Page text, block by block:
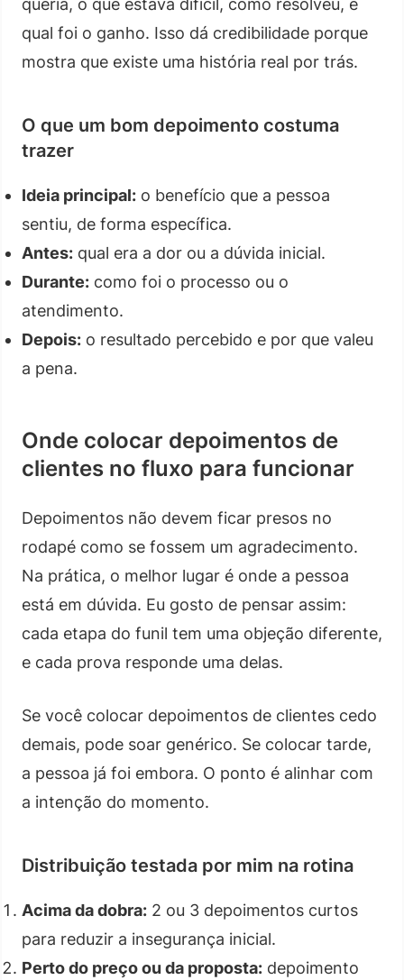
queria, o que estava difícil, como resolveu, e
qual foi o ganho. Isso dá credibilidade porque
mostra que existe uma história real por trás.
O que um bom depoimento costuma
trazer
Ideia principal: o benefício que a pessoa
sentiu, de forma específica.
Antes: qual era a dor ou a dúvida inicial.
Durante: como foi o processo ou o
atendimento.
Depois: o resultado percebido e por que valeu
a pena.
Onde colocar depoimentos de
clientes no fluxo para funcionar
Depoimentos não devem ficar presos no
rodapé como se fossem um agradecimento.
Na prática, o melhor lugar é onde a pessoa
está em dúvida. Eu gosto de pensar assim:
cada etapa do funil tem uma objeção diferente,
e cada prova responde uma delas.
Se você colocar depoimentos de clientes cedo
demais, pode soar genérico. Se colocar tarde,
a pessoa já foi embora. O ponto é alinhar com
a intenção do momento.
Distribuição testada por mim na rotina
Acima da dobra: 2 ou 3 depoimentos curtos
para reduzir a insegurança inicial.
Perto do preço ou da proposta: depoimento